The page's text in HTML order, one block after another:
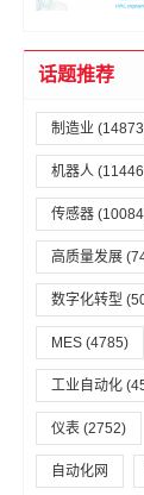
话题推荐
制造业
机器人
传感器
高质量发展
数字化转型
MES (4785)
工业自动化
仪表 (2752)
自动化网